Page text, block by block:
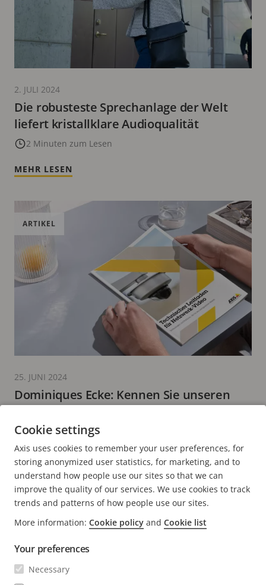
Die robusteste Sprechanlage der Welt
liefert kristallklare Audioqualität
2 Minuten zum Lesen
2. JULI 2024
MEHR LESEN
Dominiques Ecke: Kennen Sie unseren
Audio?
2 Minuten zum Lesen
ARTIKEL
25. JUNI 2024
MEHR LESEN
Kontaktieren Sie uns
NEWS & STORYS
Cookie settings
Axis uses cookies to remember your user preferences, for
storing anonymized user statistics, for marketing, and to
understand how people use our sites so that we can
improve the quality of our services. We use cookies to track
trends and patterns of how people use our sites.
More information: Cookie policy and Cookie list
Your preferences
Necessary